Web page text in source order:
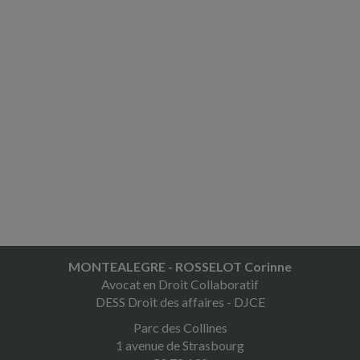
MONTEALEGRE - ROSSELOT Corinne
Avocat en Droit Collaboratif
DESS Droit des affaires - DJCE
Parc des Collines
1 avenue de Strasbourg